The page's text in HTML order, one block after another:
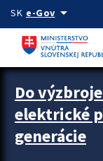
Preskocit na hlavný
SK e-Govarrow_drop_down
Zastavit automatický
Do
elektrické
generácie